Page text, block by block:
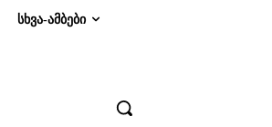
ᲡᲮᲕᲐ-ᲐᲛᲑᲔᲑᲘ